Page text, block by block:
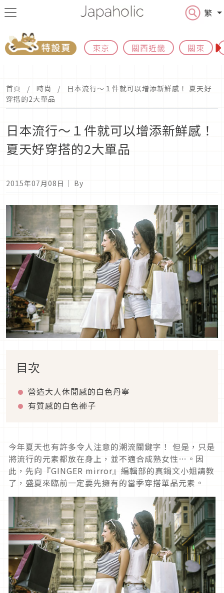
繁
東京 關西近畿 關東
首頁 時尚
日本流行～１件就可以增添新鮮感！ 夏天好
穿搭的2大單品
日本流行～１件就可以增添新鮮感！
夏天好穿搭的2大單品
2015年07月08日 ｜ By
目次
營造大人休閒感的白色丹寧
有質感的白色褲子
今年夏天也有許多令人注意的潮流關鍵字！ 但是，只是
將流行的元素都放在身上，並不適合成熟女性…。因
此，先向『GINGER mirror』編輯部的真鍋文小姐請教
了，盛夏來臨前一定要先擁有的當季穿搭單品元素。